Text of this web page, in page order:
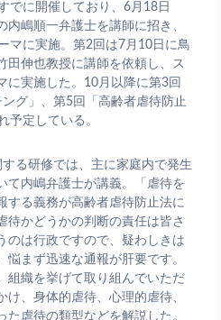
でに開催しており、6月18日
嶋順一弁護士を講師に招き、
マに実施。第2回は7月10日に鳥
田伸也教授に講師を依頼し、ス
に実施した。10月以降に第3回
ング」、第5回「高齢者虐待防止
予定している。
る研修では、主に家庭内で発生
て内嶋弁護士が講義。「虐待を
する義務が高齢者虐待防止法に
待かどうかの判断の責任は皆さ
のは行政ですので、疑わしきは
まず迅速な通報が肝要です。
組織を挙げて取り組んでいただ
け、身体的虐待、心理的虐待、
虐待の類型などを解説した。